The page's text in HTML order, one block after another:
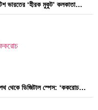
ভারতের ‘হীরক মুকুট’ কলকাতা…
থেকে ডিজিটাল স্পেস: ‘ককরোচ…